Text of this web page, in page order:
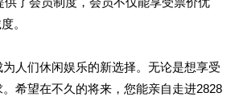
。
人们休闲娱乐的新选择。无论是想享受
希望在不久的将来，您能亲自走进2828